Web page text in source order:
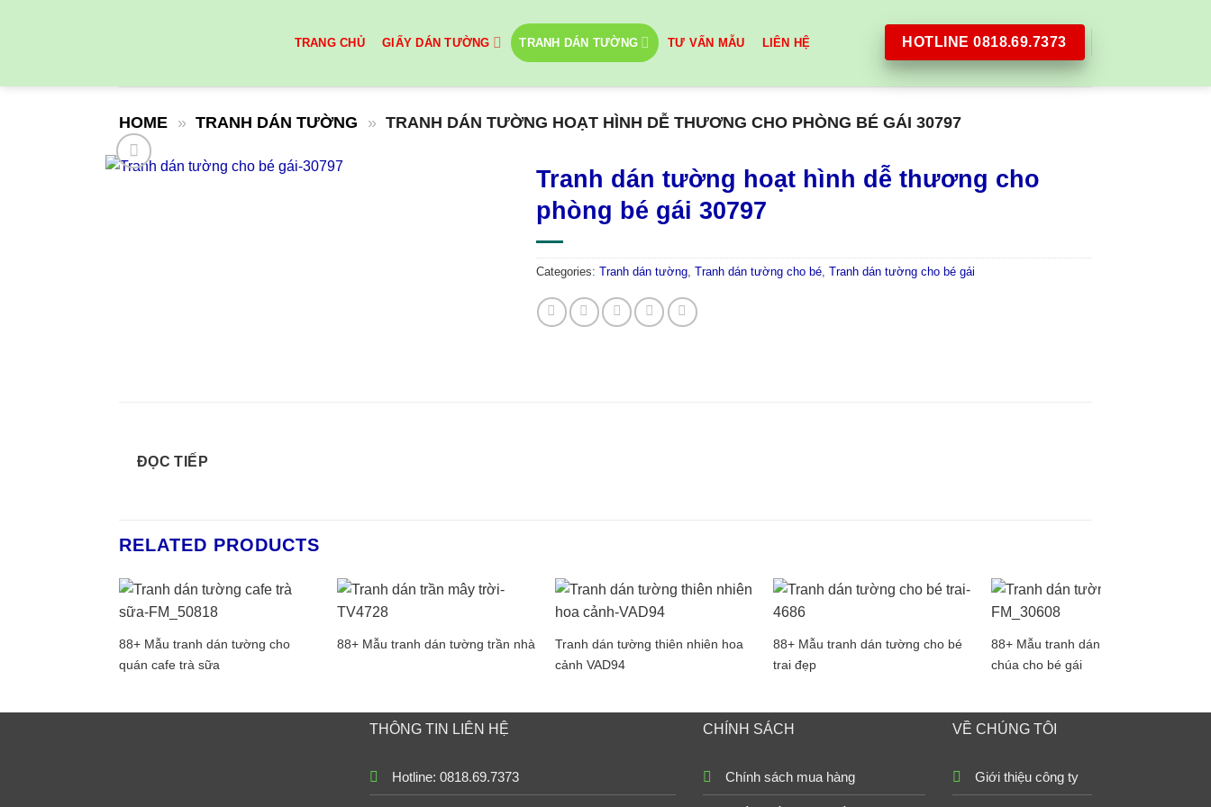
TRANG CHỦ GIẤY DÁN TƯỜNG TRANH DÁN TƯỜNG TƯ VẤN MẪU LIÊN HỆ HOTLINE 0818.69.7373
HOME » TRANH DÁN TƯỜNG » TRANH DÁN TƯỜNG HOẠT HÌNH DỄ THƯƠNG CHO PHÒNG BÉ GÁI 30797
Tranh dán tường hoạt hình dễ thương cho
phòng bé gái 30797
Categories: Tranh dán tường, Tranh dán tường cho bé, Tranh dán tường cho bé gái
ĐỌC TIẾP
RELATED PRODUCTS
88+ Mẫu tranh dán tường cho
quán cafe trà sữa
88+ Mẫu tranh dán tường trần nhà
Tranh dán tường thiên nhiên hoa
cảnh VAD94
88+ Mẫu tranh dán tường cho bé
trai đẹp
88+ Mẫu tranh dán tường công
chúa cho bé gái
THÔNG TIN LIÊN HỆ
Hotline: 0818.69.7373
CHÍNH SÁCH
Chính sách mua hàng
VỀ CHÚNG TÔI
Giới thiệu công ty